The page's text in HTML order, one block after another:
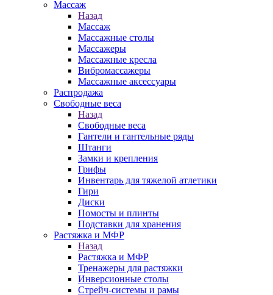
Массаж
Назад
Массаж
Массажные столы
Массажеры
Массажные кресла
Вибромассажеры
Массажные аксессуары
Распродажа
Свободные веса
Назад
Свободные веса
Гантели и гантельные ряды
Штанги
Замки и крепления
Грифы
Инвентарь для тяжелой атлетики
Гири
Диски
Помосты и плинты
Подставки для хранения
Растяжка и МФР
Назад
Растяжка и МФР
Тренажеры для растяжки
Инверсионные столы
Стрейч-системы и рамы